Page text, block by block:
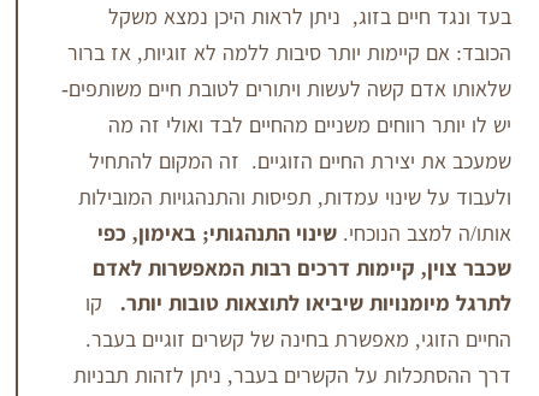
בזוג, ניתן לראות היכן נמצא משקל
יותר סיבות ללמה לא זוגיות, אז ברור
קשה לעשות ויתורים לטובת חיים משותפים-
משניים מהחיים לבד ואולי זה מה
החיים הזוגיים. זה המקום להתחיל
עמדות, תפיסות והתנהגויות המובילות
הנוכחי. שינוי התנהגותי; באימון, כפי
קיימות דרכים רבות המאפשרות לאדם
שיביאו לתוצאות טובות יותר. קו
מאפשרת בחינה של קשרים זוגיים בעבר.
על הקשרים בעבר, ניתן לזהות תבניות